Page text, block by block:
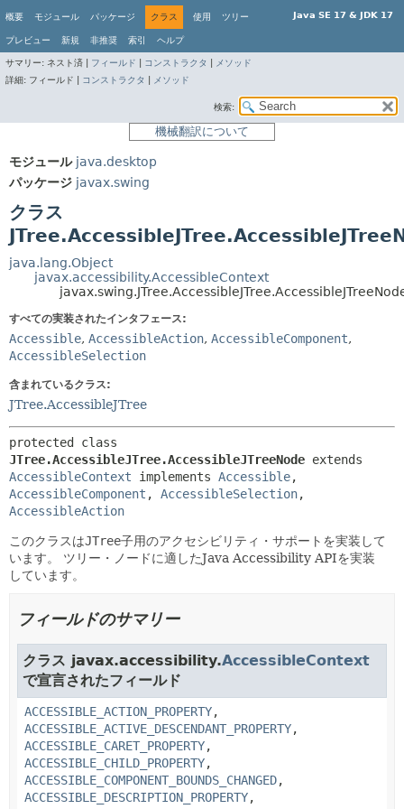
Java SE 17 & JDK 17
概要 モジュール パッケージ クラス 使用 ツリー
プレビュー 新規 非推奨 索引 ヘルプ
サマリー: ネスト済 | フィールド コンストラクタ
メソッド
詳細: フィールド | コンストラクタ メソッド
検索:
機械翻訳について
モジュール java.desktop
パッケージ javax.swing
クラス
java.lang.Object
javax.accessibility.AccessibleContext
すべての実装されたインタフェース:
Accessible, AccessibleAction, AccessibleComponent,
AccessibleSelection
含まれているクラス:
JTree.AccessibleJTree
JTree.AccessibleJTree.AccessibleJTreeNode
AccessibleContext implements Accessible
AccessibleComponent , AccessibleSelection
AccessibleAction
このクラスはJTree子用のアクセシビリティ・サポートを実装して
います。
ツリー・ノードに適したJava Accessibility APIを実装
しています。
フィールドのサマリー
クラス javax.accessibility.AccessibleContext
で宣言されたフィールド
ACCESSIBLE_ACTION_PROPERTY,
ACCESSIBLE_ACTIVE_DESCENDANT_PROPERTY,
ACCESSIBLE_CARET_PROPERTY,
ACCESSIBLE_CHILD_PROPERTY,
ACCESSIBLE_COMPONENT_BOUNDS_CHANGED,
ACCESSIBLE_DESCRIPTION_PROPERTY,